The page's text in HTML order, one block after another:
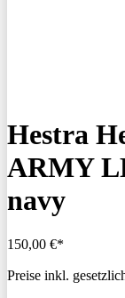
Hestra
ARMY
navy
150,00 €*
Preise inkl.